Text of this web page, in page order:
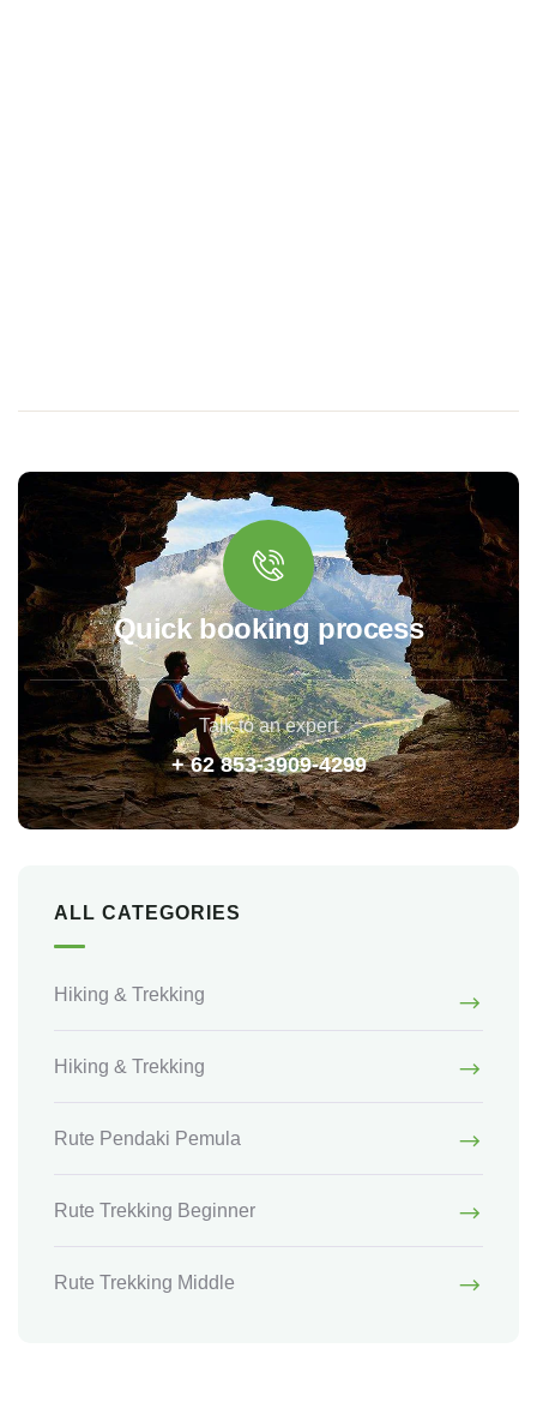
Quick booking process
Talk to an expert
+ 62 853-3909-4299
ALL CATEGORIES
Hiking & Trekking
Hiking & Trekking
Rute Pendaki Pemula
Rute Trekking Beginner
Rute Trekking Middle